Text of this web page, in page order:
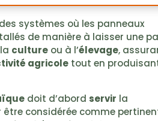
systèmes où les panneaux
de manière à laisser une
culture ou à l’élevage,
agricole tout en
doit d’abord servir la
être considérée comme